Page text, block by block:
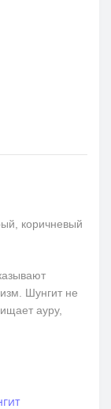
коричневый
Шунгит не
ауру,